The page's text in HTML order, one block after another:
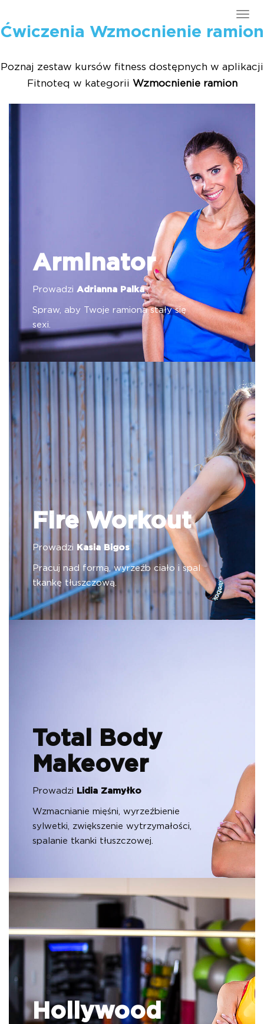
Ćwiczenia Wzmocnienie ramion
Poznaj zestaw kursów fitness dostępnych w aplikacji
Fitnoteq w kategorii Wzmocnienie ramion
Arminator
Prowadzi Adrianna Palka
Spraw, aby Twoje ramiona stały się
sexi.
Fire Workout
Prowadzi Kasia Bigos
Pracuj nad formą, wyrzeźb ciało i spal
tkankę tłuszczową.
Total Body
Makeover
Prowadzi Lidia Zamyłko
Wzmacnianie mięśni, wyrzeźbienie
sylwetki, zwiększenie wytrzymałości,
spalanie tkanki tłuszczowej.
Hollywood